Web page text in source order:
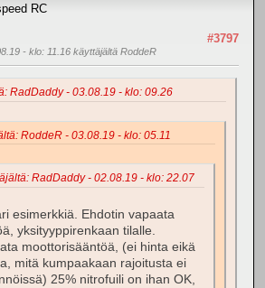
RC
#3797
- klo: 11.16 käyttäjältä RoddeR
RadDaddy - 03.08.19 - klo: 09.26
RoddeR - 03.08.19 - klo: 05.11
RadDaddy - 02.08.19 - klo: 22.07
esimerkkiä. Ehdotin vapaata
yksityyppirenkaan tilalle.
moottorisääntöä, (ei hinta eikä
mitä kumpaakaan rajoitusta ei
25% nitrofuili on ihan OK,